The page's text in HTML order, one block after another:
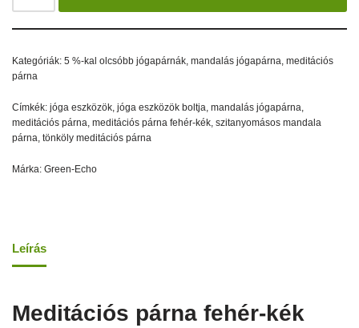
Kategóriák: 5 %-kal olcsóbb jógapárnák mandalás jógapárna meditációs
párna
Címkék: jóga eszközök jóga eszközök boltja mandalás jógapárna
meditációs párna meditációs párna fehér-kék szitanyomásos mandala
párna tönköly meditációs párna
Márka: Green-Echo
Leírás
Meditációs párna fehér-kék